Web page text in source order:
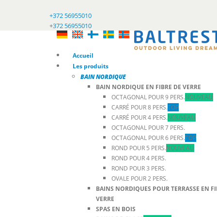
+372 56955010
+372 56955010
Accueil
Les produits
BAIN NORDIQUE
BAIN NORDIQUE EN FIBRE DE VERRE
OCTAGONAL POUR 9 PERS.NOUVEAU
CARRÉ POUR 8 PERS.TOP
CARRÉ POUR 4 PERS.NOUVEAU
OCTAGONAL POUR 7 PERS.
OCTAGONAL POUR 6 PERS.TOP
ROND POUR 5 PERS.NOUVEAU
ROND POUR 4 PERS.
ROND POUR 3 PERS.
OVALE POUR 2 PERS.
BAINS NORDIQUES POUR TERRASSE EN
VERRE
SPAS EN BOIS